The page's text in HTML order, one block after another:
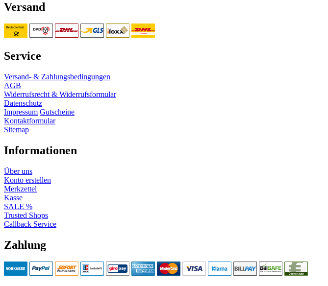
Versand
Service
Versand- & Zahlungsbedingungen
AGB
Widerrufsrecht & Widerrufsformular
Datenschutz
Impressum Gutscheine
Kontaktformular
Sitemap
Informationen
Über uns
Konto erstellen
Merkzettel
Kasse
SALE %
Trusted Shops
Callback Service
Zahlung